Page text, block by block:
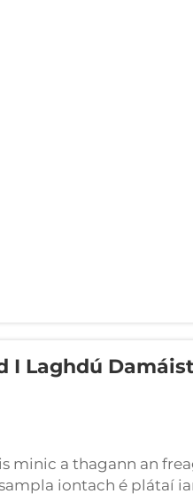
dtí córais
I Laghdú
minic a thagann an
iontach é plátaí